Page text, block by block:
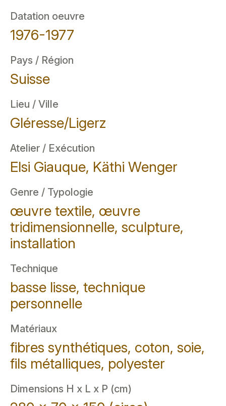
Datation oeuvre
1976-1977
Pays / Région
Suisse
Lieu / Ville
Gléresse/Ligerz
Atelier / Exécution
Elsi Giauque, Käthi Wenger
Genre / Typologie
œuvre textile, œuvre
tridimensionnelle, sculpture,
installation
Technique
basse lisse, technique
personnelle
Matériaux
fibres synthétiques, coton, soie,
fils métalliques, polyester
Dimensions H x L x P (cm)